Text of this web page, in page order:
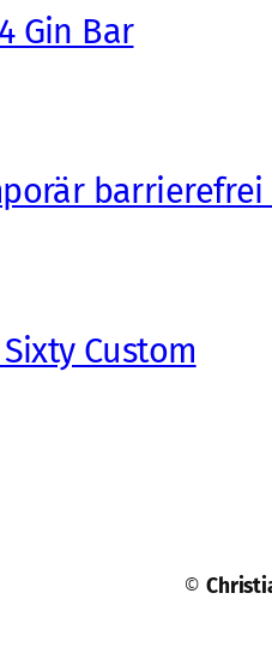
Gin Bar
barrierefrei
Custom
©